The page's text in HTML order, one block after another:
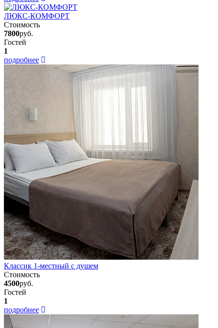
ЛЮКС-КОМФОРТ
Стоимость
7800руб.
Гостей
1
подробнее
Классик 1-местный с душем
Стоимость
4500руб.
Гостей
1
подробнее